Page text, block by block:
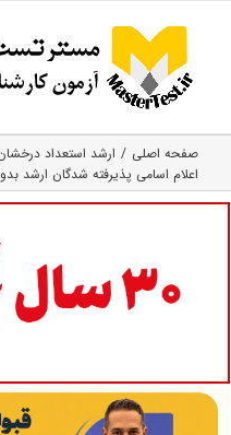
content
صفحه اصلی
ارشد استعداد
اعلام اسامی پذیرفته شدگان ارشد بدون کنکور ۹۸